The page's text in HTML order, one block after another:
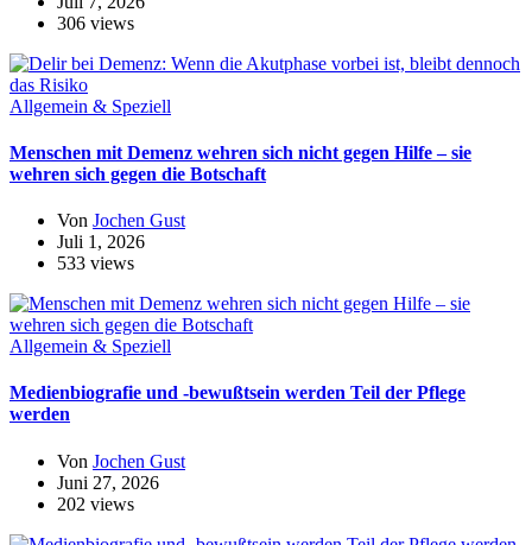
306 views
Allgemein & Speziell
Menschen mit Demenz wehren sich nicht gegen Hilfe – sie
wehren sich gegen die Botschaft
Von Jochen Gust
Juli 1, 2026
533 views
Allgemein & Speziell
Medienbiografie und -bewußtsein werden Teil der Pflege
werden
Von Jochen Gust
Juni 27, 2026
202 views